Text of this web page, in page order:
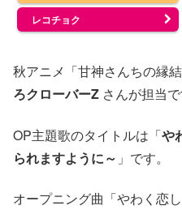
レコチョク
秋アニメ「甘神さんちの縁
ろクローバーZ さんが担当で
OP主題歌のタイトルは「や
られますように～ 」です。
オープニング曲「やわく恋